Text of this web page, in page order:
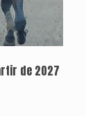
de 2027